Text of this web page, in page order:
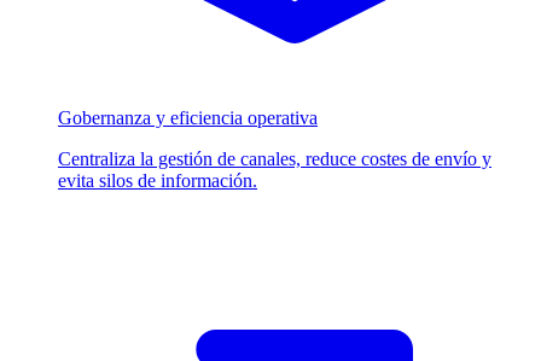
Gobernanza y eficiencia operativa
Centraliza la gestión de canales, reduce costes de envío y
evita silos de información.